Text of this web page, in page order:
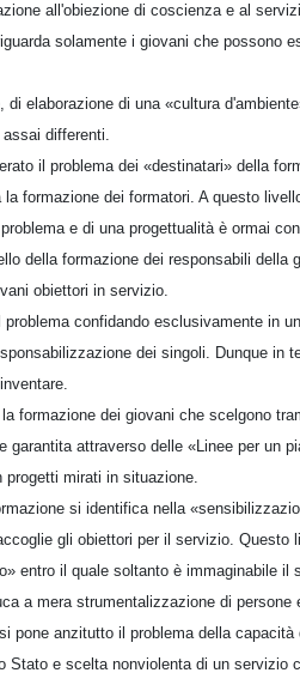
all'obiezione di coscienza e al
solamente i giovani che possono
di elaborazione di una «cultura
differenti.
il problema dei «destinatari» della
la formazione dei formatori. A questo
e di una progettualità è ormai
della formazione dei responsabili
obiettori in servizio.
problema confidando esclusivamente in
dei singoli. Dunque in
la formazione dei giovani che scelgono
garantita attraverso delle «Linee per un
mirati in situazione.
si identifica nella
gli obiettori per il servizio.
entro il quale soltanto è immaginabile
a mera strumentalizzazione di persone
pone anzitutto il problema della
Stato e scelta nonviolenta di un